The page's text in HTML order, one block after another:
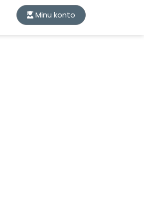
Minu konto